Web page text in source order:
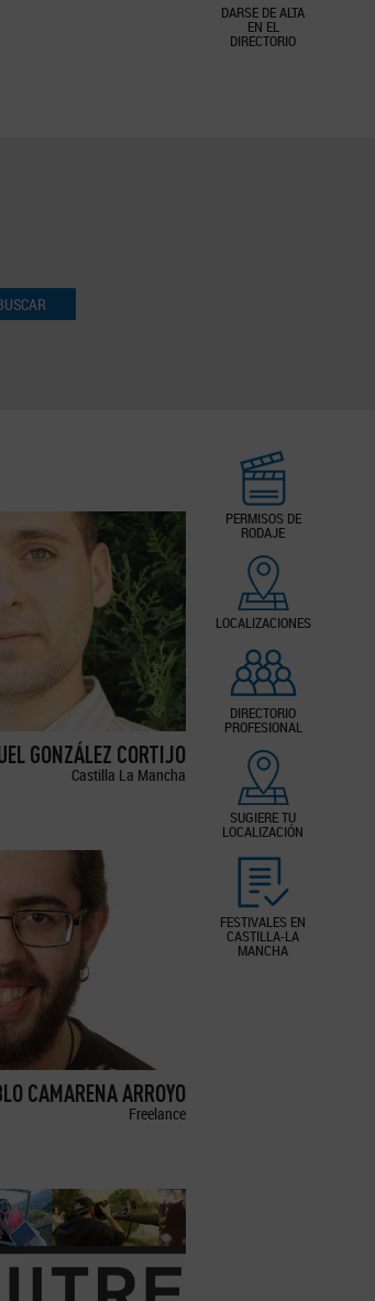
DARSE DE ALTA
EN EL
DIRECTORIO
PERMISOS DE
RODAJE
LOCALIZACIONES
DIRECTORIO
PROFESIONAL
SUGIERE TU
LOCALIZACIÓN
FESTIVALES EN
CASTILLA-LA
MANCHA
GONZÁLEZ CORTIJO
Castilla La Mancha
CAMARENA ARROYO
Freelance